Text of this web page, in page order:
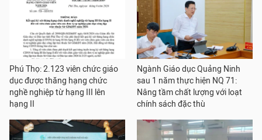
Phú Thọ: 2.123 viên chức giáo
dục được thăng hạng chức
nghề nghiệp từ hạng III lên
hạng II
Ngành Giáo dục Quảng Ninh
sau 1 năm thực hiện NQ 71:
Nâng tầm chất lượng với loạt
chính sách đặc thù